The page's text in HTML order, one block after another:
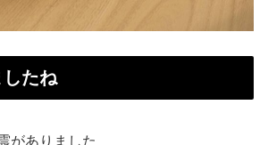
したね
がありました